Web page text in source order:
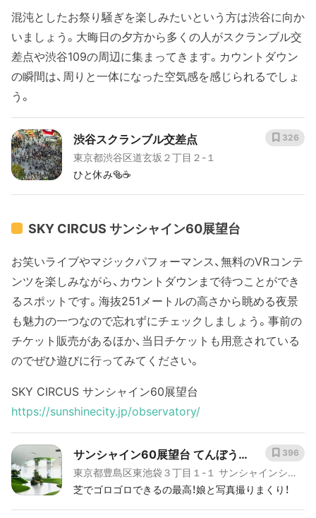
混沌としたお祭り騒ぎを楽しみたいという方は渋谷に向か
いましょう。大晦日の夕方から多くの人がスクランブル交
差点や渋谷109の周辺に集まってきます。カウントダウン
の瞬間は、周りと一体になった空気感を感じられるでしょ
う。
渋谷スクランブル交差点
東京都渋谷区道玄坂２丁目２-１
ひと休み🥯☕️
326
SKY CIRCUS サンシャイン60展望台
お笑いライブやマジックパフォーマンス、無料のVRコンテ
ンツを楽しみながら、カウントダウンまで待つことができ
るスポットです。海抜251メートルの高さから眺める夜景
も魅力の一つなので忘れずにチェックしましょう。事前の
チケット販売があるほか、当日チケットも用意されている
のでぜひ遊びに行ってみてください。
SKY CIRCUS サンシャイン60展望台
https://sunshinecity.jp/observatory/
サンシャイン60展望台 てんぼうパ
ーク（旧：SKY CIRCUS サンシャイ
ン60展望台）
東京都豊島区東池袋３丁目１-１ サンシャインシテ
ィ サンシャイン６０ビル ６０Ｆ
芝でゴロゴロできるの最高！娘と写真撮りまくり！
396